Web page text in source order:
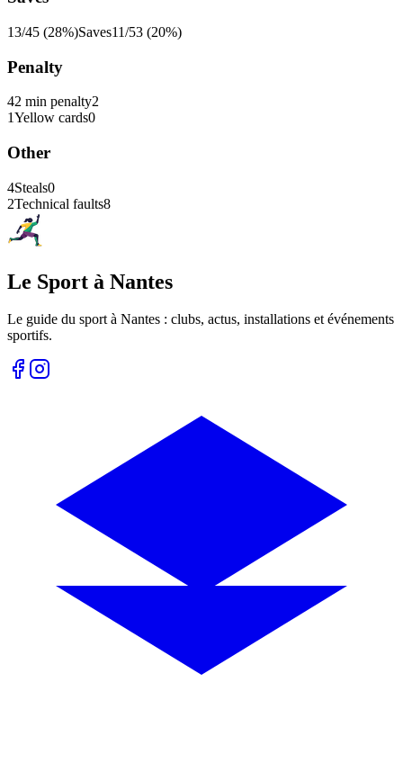
13/45 (28%)Saves11/53 (20%)
Penalty
42 min penalty2
1Yellow cards0
Other
4Steals0
2Technical faults8
Le Sport à Nantes
Le guide du sport à Nantes : clubs, actus, installations et événements
sportifs.